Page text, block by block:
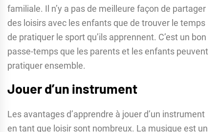
familiale. Il n’y a pas de meilleure façon de partager
des loisirs avec les enfants que de trouver le temps
de pratiquer le sport qu’ils apprennent. C’est un bon
passe-temps que les parents et les enfants peuvent
pratiquer ensemble.
Jouer d’un instrument
Les avantages d’apprendre à jouer d’un instrument
en tant que loisir sont nombreux. La musique est un